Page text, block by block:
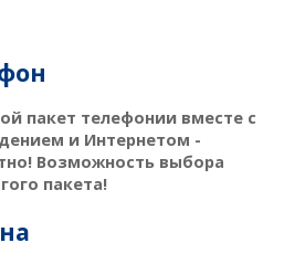
пакет телефонии вместе с
и Интернетом -
Возможность выбора
пакета!